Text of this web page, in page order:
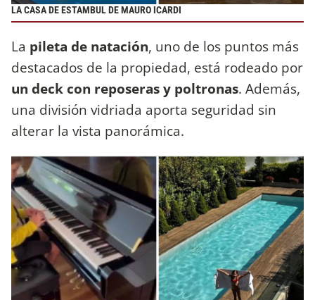
LA CASA DE ESTAMBUL DE MAURO ICARDI
La pileta de natación, uno de los puntos más
destacados de la propiedad, está rodeado por
un deck con reposeras y poltronas. Además,
una división vidriada aporta seguridad sin
alterar la vista panorámica.